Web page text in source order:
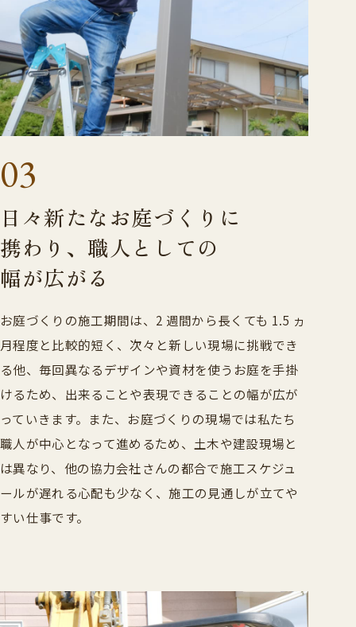
03
日々新たなお庭づくりに
携わり、 職人としての
幅が広がる
お庭づくりの施工期間は、2 週間から長くても 1.5 ヵ
月程度と比較的短く、次々と新しい現場に挑戦でき
る他、毎回異なるデザインや資材を使うお庭を手掛
けるため、出来ることや表現できることの幅が広が
っていきます。また、お庭づくりの現場では私たち
職人が中心となって進めるため、土木や建設現場と
は異なり、他の協力会社さんの都合で施工スケジュ
ールが遅れる心配も少なく、施工の見通しが立てや
すい仕事です。